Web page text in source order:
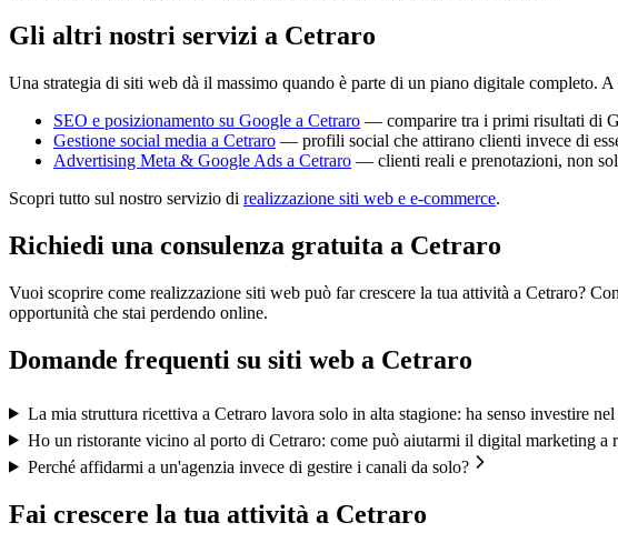
Gli altri nostri servizi a Cetraro
Una strategia di siti web dà il massimo quando è parte di un piano digitale completo.
SEO e posizionamento su Google a Cetraro — comparire tra i primi risultati di
Gestione social media a Cetraro — profili social che attirano clienti invece di
Advertising Meta & Google Ads a Cetraro — clienti reali e prenotazioni, non
Scopri tutto sul nostro servizio di realizzazione siti web e e-commerce.
Richiedi una consulenza gratuita a Cetraro
Vuoi scoprire come realizzazione siti web può far crescere la tua attività a Cetraro?
opportunità che stai perdendo online.
Domande frequenti su siti web a Cetraro
La mia struttura ricettiva a Cetraro lavora solo in alta stagione: ha senso investire
Ho un ristorante vicino al porto di Cetraro: come può aiutarmi il digital marketing a
Perché affidarmi a un'agenzia invece di gestire i canali da solo?
Fai crescere la tua attività a Cetraro